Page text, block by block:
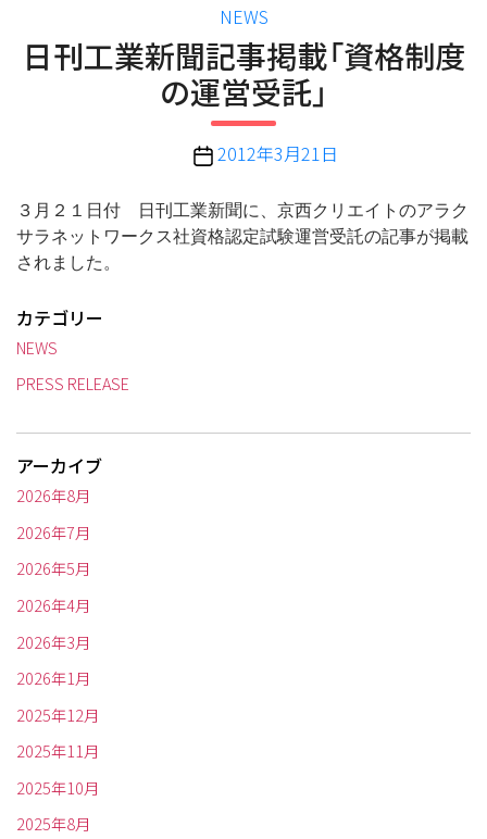
カ
テ
ゴ
リ
ー
NEWS
日刊工業新聞記事掲載「資格制度
の運営受託」
投
日
2012年3月21日
３月２１日付 日刊工業新聞に、京西クリエイトのアラク
サラネットワークス社資格認定試験運営受託の記事が掲載
されました。
カテゴリー
NEWS
PRESS RELEASE
アーカイブ
2026年8月
2026年7月
2026年5月
2026年4月
2026年3月
2026年1月
2025年12月
2025年11月
2025年10月
2025年8月